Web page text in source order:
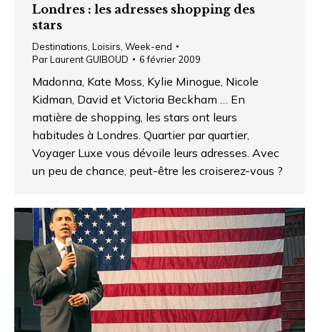
Londres : les adresses shopping des
stars
Destinations Loisirs Week-end
ParLaurent GUIBOUD 6 février 2009
Madonna, Kate Moss, Kylie Minogue, Nicole
Kidman, David et Victoria Beckham … En
matière de shopping, les stars ont leurs
habitudes à Londres. Quartier par quartier,
Voyager Luxe vous dévoile leurs adresses. Avec
un peu de chance, peut-être les croiserez-vous ?